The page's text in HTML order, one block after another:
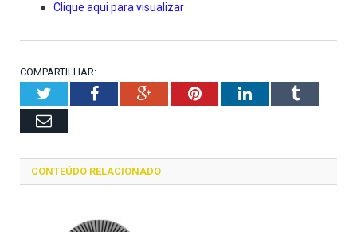
Clique aqui para visualizar
COMPARTILHAR:
TwitterFacebookGoogle+PinterestLinkedInTumblr
Email
CONTEÚDO RELACIONADO